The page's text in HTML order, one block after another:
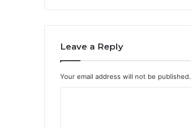
Leave a Reply
Your email address will not be published.